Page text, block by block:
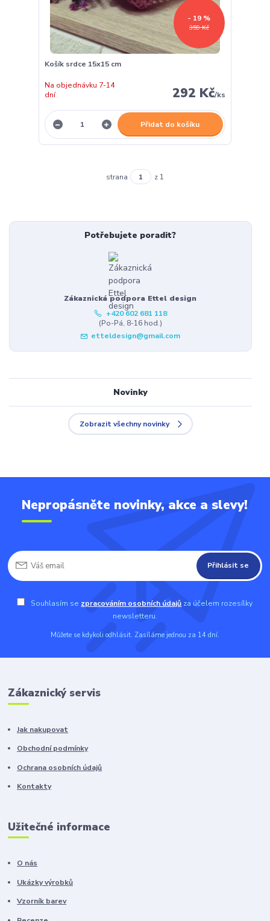
359 Kč
- 19 %
Košík srdce 15x15 cm
292 Kč/ks
Na objednávku 7-14
dní
Přidat do košíku
strana z 1
Potřebujete poradit?
Zákaznická podpora Ettel design
+420 602 681 118
(Po-Pá, 8-16 hod.)
etteldesign@gmail.com
Novinky
Zobrazit všechny novinky
Nepropásněte novinky, akce a slevy!
Přihlásit se
Souhlasím se zpracováním osobních údajů za účelem rozesílky
newsletteru.
Můžete se kdykoli odhlásit. Zasíláme jednou za 14 dní.
Zákaznický servis
Jak nakupovat
Obchodní podmínky
Ochrana osobních údajů
Kontakty
Užitečné informace
O nás
Ukázky výrobků
Vzorník barev